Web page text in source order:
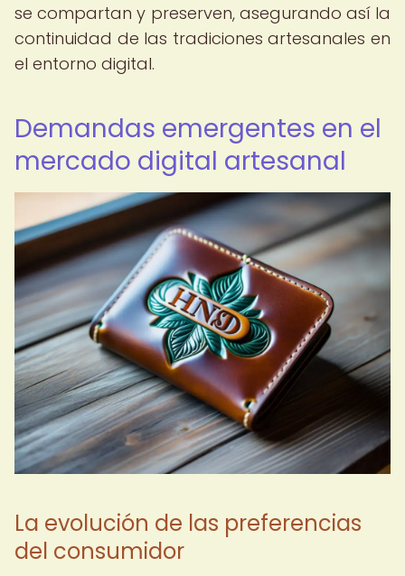
se compartan y preserven, asegurando así la
continuidad de las tradiciones artesanales en
el entorno digital.
Demandas emergentes en el
mercado digital artesanal
La evolución de las preferencias
del consumidor